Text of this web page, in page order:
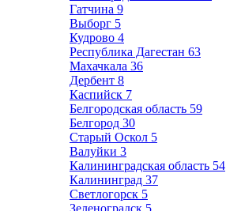
Гатчина 9
Выборг 5
Кудрово 4
Республика Дагестан 63
Махачкала 36
Дербент 8
Каспийск 7
Белгородская область 59
Белгород 30
Старый Оскол 5
Валуйки 3
Калининградская область 54
Калининград 37
Светлогорск 5
Зеленоградск 5